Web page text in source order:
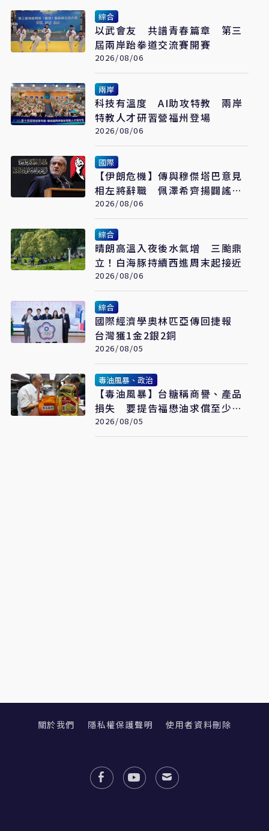
綜合
以武會友 共譜青春篇章 第三
屆兩岸跆拳道交流賽開賽
2026/08/06
兩岸
科技有溫度 AI助攻特教 兩岸
特教人才研習營福州登場
2026/08/06
國際
【伊朗危機】傳與穆傑塔巴意見
相左將辭職 佩澤希齊揚闢謠堅
稱會繼續總統職務
2026/08/06
綜合
晴朗高溫入夜後水氣增 三颱鼎
立！白海豚持續西進周末起接近
2026/08/06
綜合
國際經濟學奧林匹亞傳回捷報
台灣獲1金2銀2銅
2026/08/05
毒油風暴、政治
【毒油風暴】台糖稱商譽、產品
損失 要提告福懋油求償至少
2.43億元
2026/08/05
關於我們 隱私權保護聲明 使用者資料刪除